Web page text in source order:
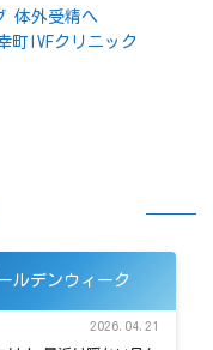
町IVFクリニック
ルデンウィーク
2026.04.21